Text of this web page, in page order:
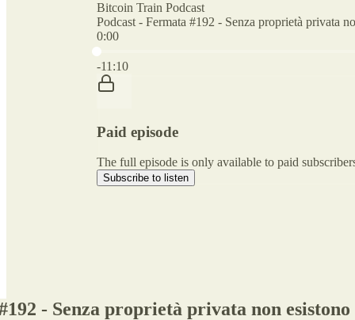
Bitcoin Train Podcast
Podcast - Fermata #192 - Senza proprietà privata
0:00
Current time: 0:00 / Total time: -11:10
-11:10
Paid episode
The full episode is only available to paid
Subscribe to listen
- Senza proprietà privata non